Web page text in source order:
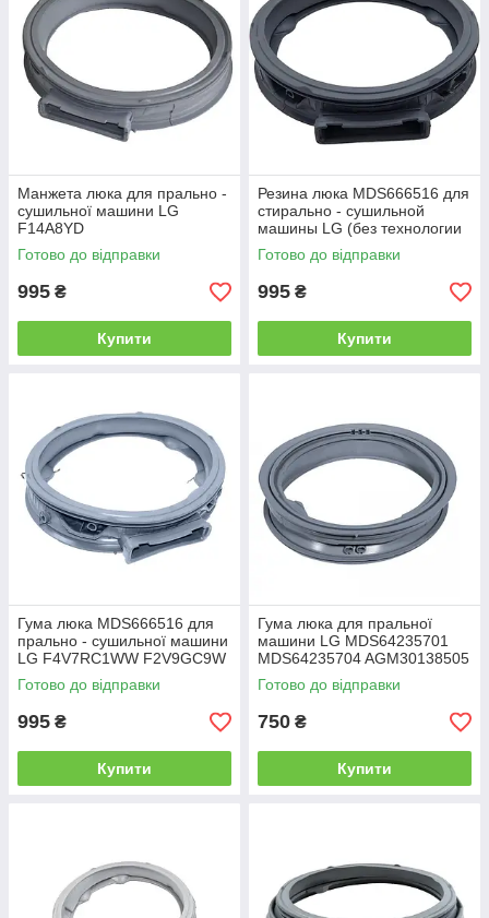
Манжета люка для прально -
сушильної машини LG
F14A8YD
Готово до відправки
995 ₴
Купити
Резина люка MDS666516 для
стирально - сушильной
машины LG (без технологии
TurboWash™ 360)
Готово до відправки
995 ₴
Купити
Гума люка MDS666516 для
прально - сушильної машини
LG F4V7RC1WW F2V9GC9W
F4V9RC9P (з функцією
TurboWash™ 360)
Готово до відправки
995 ₴
Купити
Гума люка для пральної
машини LG MDS64235701
MDS64235704 AGM30138505
Готово до відправки
750 ₴
Купити